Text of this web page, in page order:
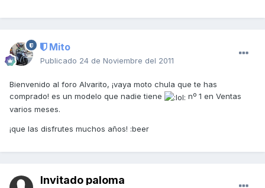
Mito
Publicado 24 de Noviembre del 2011
Bienvenido al foro Alvarito, ¡vaya moto chula que te has
comprado! es un modelo que nadie tiene
nº 1 en Ventas
varios meses.
¡que las disfrutes muchos años! :beer
Invitado paloma